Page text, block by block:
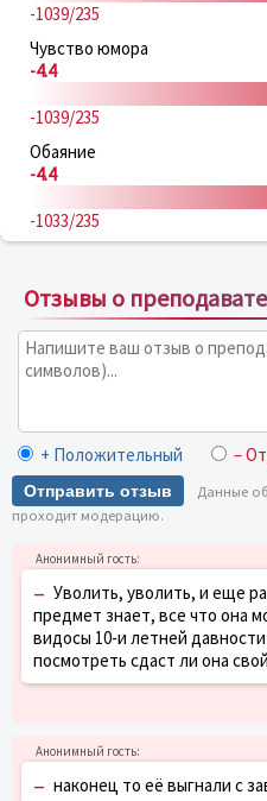
-1039/235
Чувство юмора
-4.4
-1039/235
Обаяние
-4.4
-1033/235
Отзывы о
+ Положительный –
Отправить отзыв
Данные
проходит модерацию.
– Уволить, уволить, и еще
предмет знает, все что она
видосы 10-и летней
посмотреть сдаст ли она
– наконец то её выгнали с